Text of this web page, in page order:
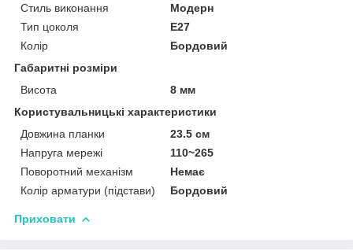
Стиль виконання
Модерн
Тип цоколя
E27
Колір
Бордовий
Габаритні розміри
Висота
8 мм
Користувальницькі характеристики
Довжина планки
23.5 см
Напруга мережі
110~265
Поворотний механізм
Немає
Колір арматури (підстави)
Бордовий
Приховати